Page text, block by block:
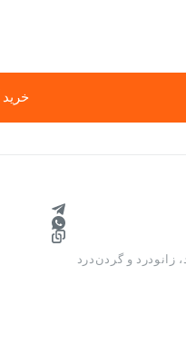
زانودرد و گردن‌درد